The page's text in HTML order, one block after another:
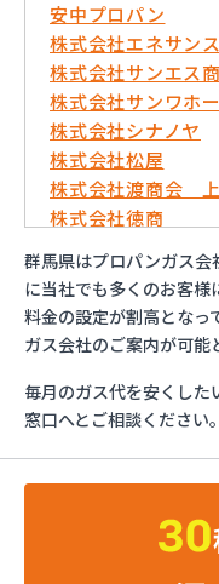
安中プロパン
株式会社エネサン
株式会社サンエス
株式会社サンワホ
株式会社シナノヤ
株式会社松屋
株式会社渡商会
株式会社徳商
館林液化ガス株式
京浜燃料株式会社
群馬ホームガス有
群馬県LPガス協
社団法人群馬県エ
小林商店
新井プロパン
群馬県はプロパンガス会
に当社でも多くのお客様
料金の設定が割高となっ
ガス会社のご案内が可能
毎月のガス代を安くし
窓口へとご相談ください。